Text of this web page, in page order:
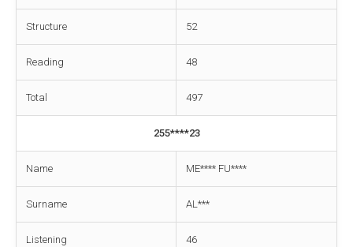
Structure 52
Reading 48
Total 497
255****23
Name ME**** FU****
Surname AL***
Listening 46